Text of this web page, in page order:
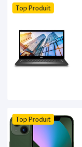
Top Produit
Top Produit